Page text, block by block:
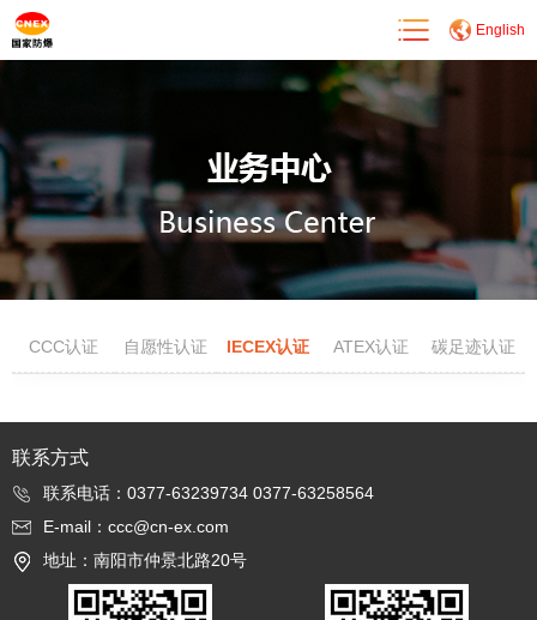
English
CCC认证 自愿性认证 IECEX认证 ATEX认证 碳足迹认证
联系方式
联系电话：0377-63239734 0377-63258564
E-mail：ccc@cn-ex.com
地址：南阳市仲景北路20号